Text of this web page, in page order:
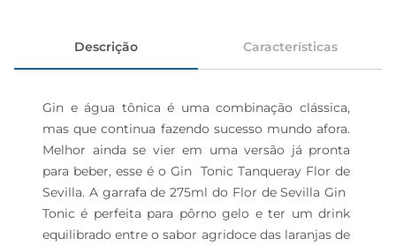
Descrição Características
Gin e água tônica é uma combinação clássica,
mas que continua fazendo sucesso mundo afora.
Melhor ainda se vier em uma versão já pronta
para beber, esse é o Gin  Tonic Tanqueray Flor de
Sevilla. A garrafa de 275ml do Flor de Sevilla Gin
Tonic é perfeita para pôrno gelo e ter um drink
equilibrado entre o sabor agridoce das laranjas de